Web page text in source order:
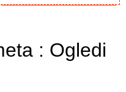
: Ogledi